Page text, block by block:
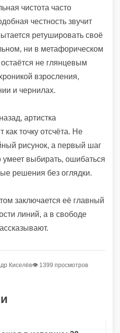
чистота часто
честность звучит
ретушировать своё
ни в метафорическом
не глянцевым
взросления,
и чернилах.
артистка
как точку отсчёта. Не
рисунок, а первый шаг
выбирать, ошибаться
решения без оглядки.
заключается её главный
линий, а в свободе
Киселёв👁 1399 просмотров